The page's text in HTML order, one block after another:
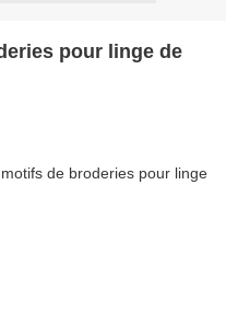
pour linge de